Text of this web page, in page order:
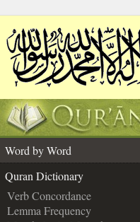
Word by Word
Quran Dictionary
Verb Concordance
Lemma Frequency